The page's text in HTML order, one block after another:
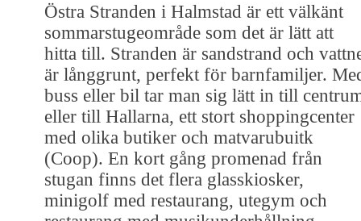
Östra Stranden i Halmstad är ett välkänt
sommarstugeområde som det är lätt att
hitta till. Stranden är sandstrand och
är långgrunt, perfekt för barnfamiljer.
buss eller bil tar man sig lätt in till
eller till Hallarna, ett stort shoppingcenter
med olika butiker och matvarubuitk
(Coop). En kort gång promenad från
stugan finns det flera glasskiosker,
minigolf med restaurang, utegym och